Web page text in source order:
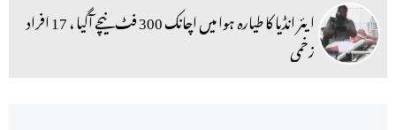
ایئر انڈیا کا طیارہ ہوا میں اچانک 300 فٹ نیچے آگیا ، 17 افراد
زخمی